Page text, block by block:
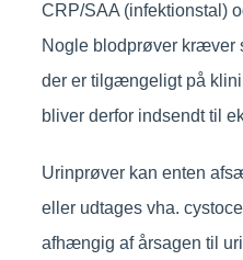
CRP/SAA (infektionstal)
Nogle blodprøver kræver
der er tilgængeligt på
bliver derfor indsendt til
Urinprøver kan enten
eller udtages vha.
afhængig af årsagen til